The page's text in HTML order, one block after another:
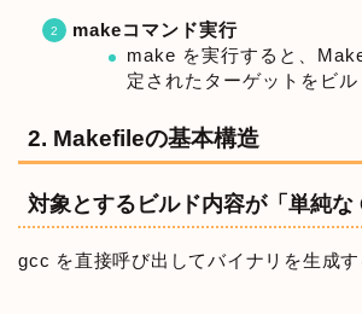
makeコマンド実行
make を実行すると、
定されたターゲットをビル
2. Makefileの基本構造
対象とするビルド内容が「単純な
gcc を直接呼び出してバイナリを生成す